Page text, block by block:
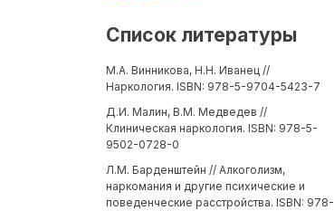
Список литературы
М.А. Винникова, Н.Н. Иванец //
Наркология. ISBN: 978-5-9704-5423-7
Д.И. Малин, В.М. Медведев //
Клиническая наркология. ISBN: 978-5-
9502-0728-0
Л.М. Барденштейн // Алкоголизм,
наркомания и другие психические и
поведенческие расстройства. ISBN: 978-